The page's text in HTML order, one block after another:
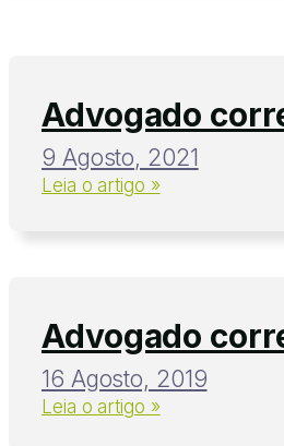
Advogado
9 Agosto, 2021
Leia o artigo »
Advogado
16 Agosto, 2019
Leia o artigo »